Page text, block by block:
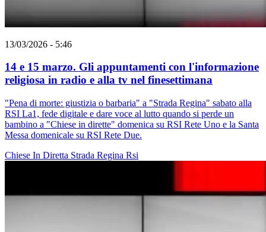
13/03/2026 - 5:46
14 e 15 marzo. Gli appuntamenti con l'informazione
religiosa in radio e alla tv nel finesettimana
"Pena di morte: giustizia o barbaria" a "Strada Regina" sabato alla
RSI La1, fede digitale e dare voce al lutto quando si perde un
bambino a "Chiese in dirette" domenica su RSI Rete Uno e la Santa
Messa domenicale su RSI Rete Due.
Chiese In Diretta Strada Regina Rsi